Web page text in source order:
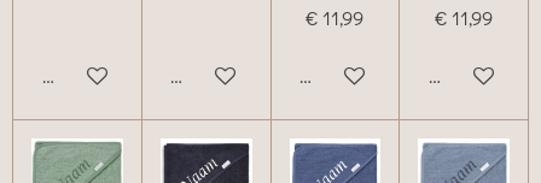
Bekijk details Bekijk details
€ 11,99
Bekijk details
€ 11,99
Bekijk details